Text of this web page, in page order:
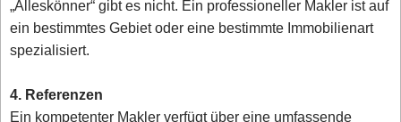
„Alleskönner“ gibt es nicht. Ein professioneller Makler ist auf
ein bestimmtes Gebiet oder eine bestimmte Immobilienart
spezialisiert.
4. Referenzen
Ein kompetenter Makler verfügt über eine umfassende